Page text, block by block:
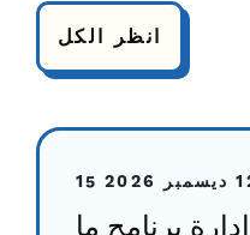
انظر الكل
15 ديسمبر 2026
برنامج ما